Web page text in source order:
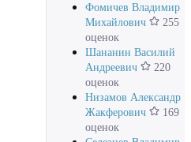
Фомичев Владимир
Михайлович
255
оценок
Шананин Василий
Андреевич
220
оценок
Низамов Александр
Жакферович
169
оценок